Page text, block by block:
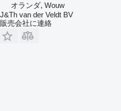
オランダ, Wouw
J&Th van der Veldt BV
販売会社に連絡